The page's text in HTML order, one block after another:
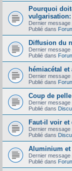
Pourquoi
Dernier message
Publié dans
Diffusion du
Dernier message
Publié dans
hémiacétal et
Dernier message
Publié dans
Coup de
Dernier message
Publié dans
Faut-il voir
Dernier message
Publié dans
Aluminium et
Dernier message
Publié dans